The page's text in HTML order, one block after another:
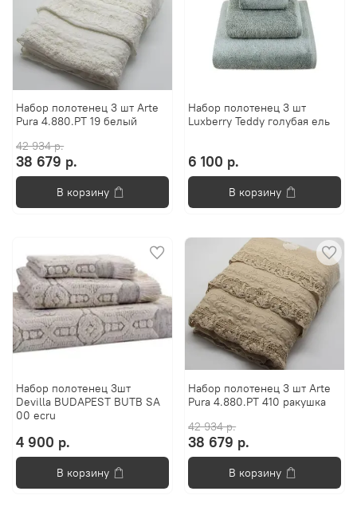
Набор полотенец 3 шт Arte
Pura 4.880.PT 19 белый
42 934 р.
38 679 р.
В корзину
Набор полотенец 3 шт
Luxberry Teddy голубая ель
6 100 р.
В корзину
Набор полотенец 3шт
Devilla BUDAPEST BUTB SA
00 ecru
4 900 р.
В корзину
Набор полотенец 3 шт Arte
Pura 4.880.PT 410 ракушка
42 934 р.
38 679 р.
В корзину